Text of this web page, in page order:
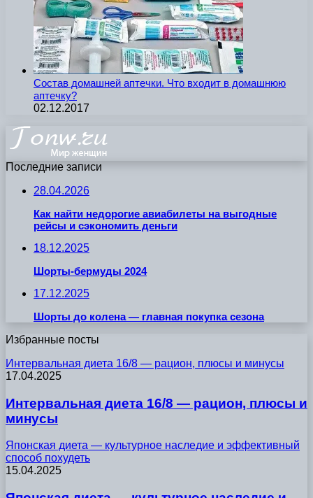
Состав домашней аптечки. Что входит в домашнюю
аптечку?
02.12.2017
Последние записи
28.04.2026
Как найти недорогие авиабилеты на выгодные
рейсы и сэкономить деньги
18.12.2025
Шорты-бермуды 2024
17.12.2025
Шорты до колена — главная покупка сезона
Избранные посты
Интервальная диета 16/8 — рацион, плюсы и минусы
17.04.2025
Интервальная диета 16/8 — рацион, плюсы и
минусы
Японская диета — культурное наследие и эффективный
способ похудеть
15.04.2025